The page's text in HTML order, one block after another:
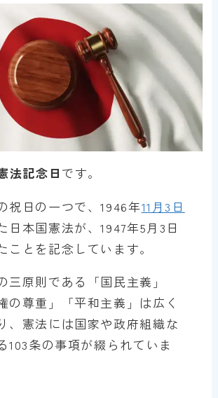
法記念日 です。
祝日の一つで、1946年11月3日
日本国憲法が、1947年5月3日
ことを記念しています。
三原則である「国民主義」
の尊重」「平和主義」は広く
、憲法には国家や政府組織な
103条の事項が綴られていま